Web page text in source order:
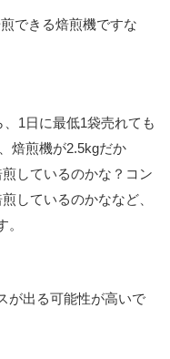
できる焙煎機ですな
1日に最低1袋売れても
焙煎機が2.5kgだか
しているのかな？コン
しているのかななど、
が出る可能性が高いで